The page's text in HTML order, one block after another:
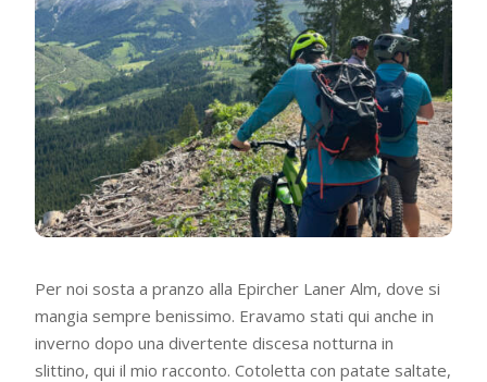
Per noi sosta a pranzo alla Epircher Laner Alm, dove si
mangia sempre benissimo. Eravamo stati qui anche in
inverno dopo una divertente discesa notturna in
slittino, qui il mio racconto. Cotoletta con patate saltate,